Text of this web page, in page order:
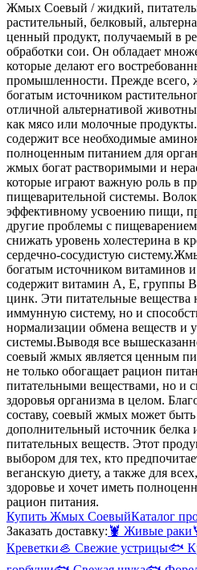
Жмых Соевый / жидкий,
растительный, белковый,
ценный продукт, получаемый в
обработки сои. Он обладает
которые делают его
промышленности. Прежде всего,
богатым источником
отличной альтернативой
как мясо или молочные
содержит все необходимые
полноценным питанием для
жмых богат растворимыми и
которые играют важную роль в
пищеварительной системы.
эффективному усвоению пищи,
другие проблемы с
снижать уровень холестерина в
сердечно-сосудистую систему.
богатым источником витаминов
содержит витамин А, Е, группы
цинк. Эти питательные вещества
иммунную систему, но и
нормализации обмена веществ и
системы.Выводя все
соевый жмых является ценным
не только обогащает рацион
питательными веществами, но и
здоровья организма в целом.
составу, соевый жмых может
дополнительный источник белка
питательных веществ. Этот
выбором для тех, кто
веганскую диету, а также для
здоровье и хочет иметь
рацион питания.
Купить Жмых СоевыйКаталог
Заказать доставку: 🦞 Живые раки
Креветки🦪 Свежие устрицы🐟